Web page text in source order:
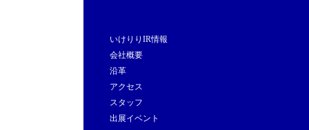
いけりりIR情報
会社概要
沿革
アクセス
スタッフ
出展イベント